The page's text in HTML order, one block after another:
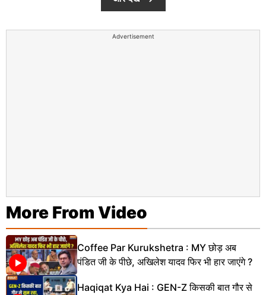
Advertisement
More From Video
Coffee Par Kurukshetra : MY छोड़ अब
पंडित जी के पीछे, अखिलेश यादव फिर भी हार जाएंगे ?
Haqiqat Kya Hai : GEN-Z किसकी बात गौर से